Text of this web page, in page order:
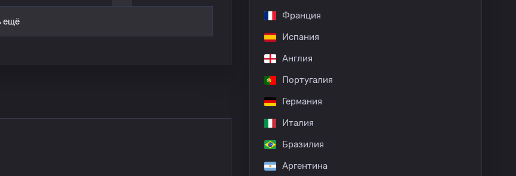
ещё
Франция
Испания
Англия
Португалия
Германия
Италия
Бразилия
Аргентина